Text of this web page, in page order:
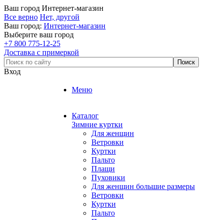
Ваш город Интернет-магазин
Все верно Нет, другой
Ваш город: Интернет-магазин
Выберите ваш город
+7 800 775-12-25
Доставка с примеркой
Вход
Меню
Каталог
Зимние куртки
Для женщин
Ветровки
Куртки
Пальто
Плащи
Пуховики
Для женщин большие размеры
Ветровки
Куртки
Пальто